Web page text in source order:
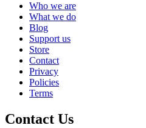
Who we are
What we do
Blog
Support us
Store
Contact
Privacy
Policies
Terms
Contact Us